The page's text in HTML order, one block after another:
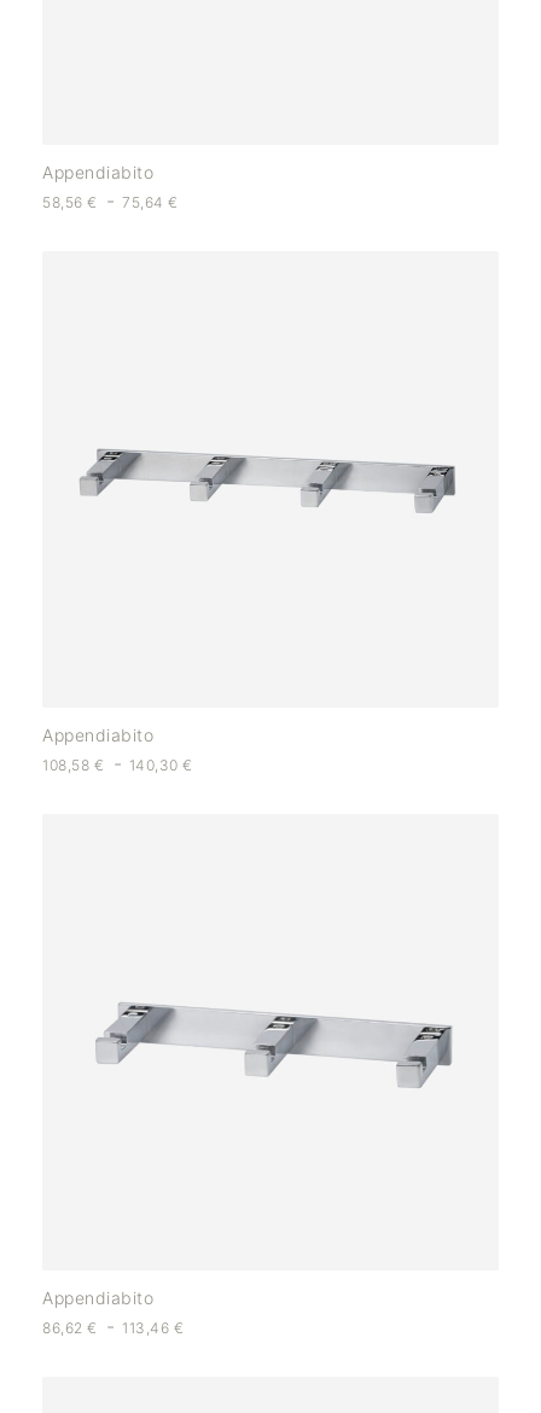
Appendiabito
58,56 € - 75,64€
Appendiabito
108,58 € - 140,30€
Appendiabito
86,62 € - 113,46 €